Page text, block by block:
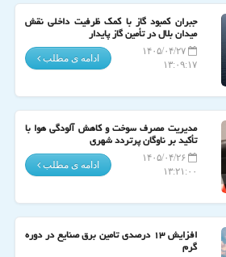
جبران کمبود گاز با کمک ظرفیت داخلی نقش
میدان بلال در تأمین گاز پایدار
۱۴۰۵/۰۴/۲۷
۱۳:۰۹:۱۷
ادامه ی مطلب
مدیریت مصرف سوخت و کاهش آلودگی هوا با
تأکید بر ناوگان پرتردد شهری
۱۴۰۵/۰۴/۲۶
۱۳:۲۱:۰۰
ادامه ی مطلب
افزایش ۱۳ درصدی تامین برق صنایع در دوره
گرم